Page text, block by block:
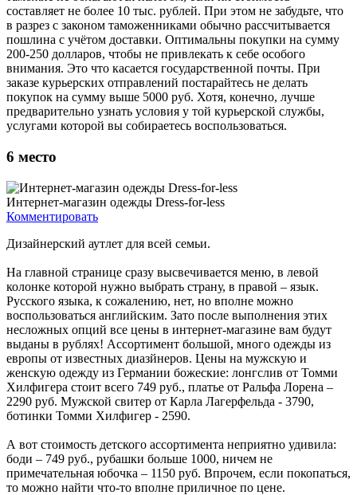
составляет не более 10 тыс. рублей. При этом не забудьте, что
в разрез с законом таможенниками обычно рассчитывается
пошлина с учётом доставки. Оптимальны покупки на сумму
200-250 долларов, чтобы не привлекать к себе особого
внимания. Это что касается государственной почты. При
заказе курьерских отправлений постарайтесь не делать
покупок на сумму выше 5000 руб. Хотя, конечно, лучше
предварительно узнать условия у той курьерской службы,
услугами которой вы собираетесь воспользоваться.
6 место
Интернет-магазин одежды Dress-for-less
Комментировать
Дизайнерский аутлет для всей семьи.
На главной странице сразу высвечивается меню, в левой
колонке которой нужно выбрать страну, в правой – язык.
Русского языка, к сожалению, нет, но вполне можно
воспользоваться английским. Зато после выполнения этих
несложных опций все цены в интернет-магазине вам будут
выданы в рублях! Ассортимент большой, много одежды из
европы от известных диазйнеров. Цены на мужскую и
женскую одежду из Германии божеские: лонгслив от Томми
Хилфигера стоит всего 749 руб., платье от Ральфа Лорена –
2290 руб. Мужской свитер от Карла Лагерфельда - 3790,
ботинки Томми Хилфигер - 2590.
А вот стоимость детского ассортимента неприятно удивила:
боди – 749 руб., рубашки больше 1000, ничем не
примечательная юбочка – 1150 руб. Впрочем, если покопаться,
то можно найти что-то вполне приличное по цене.